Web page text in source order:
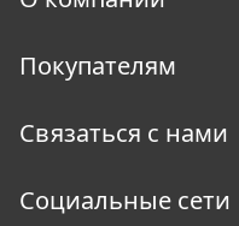
Покупателям
Связаться с нами
Социальные сети